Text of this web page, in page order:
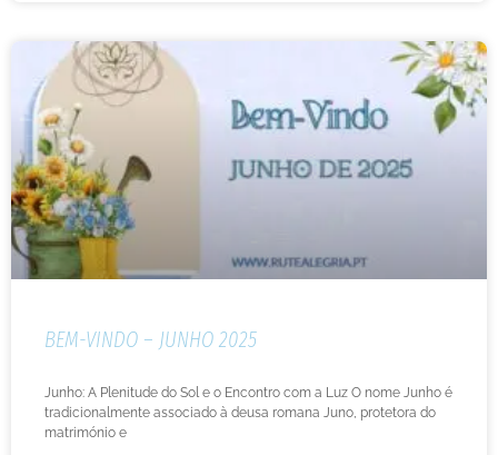
BEM-VINDO – JUNHO 2025
Junho: A Plenitude do Sol e o Encontro com a Luz O nome Junho é
tradicionalmente associado à deusa romana Juno, protetora do
matrimónio e